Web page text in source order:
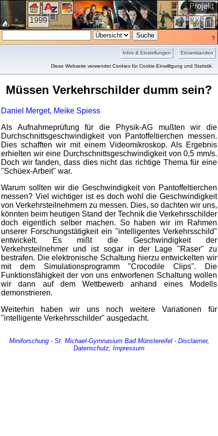
Einverstanden
Infos & Einstellungen
Diese Webseite verwendet Cookies für Cookie-Einwilligung und Statistik.
Projekt
1999
?
Kurzfassung
Müssen Verkehrschilder dumm sein?
Daniel Merget, Meike Spiess
Als Aufnahmeprüfung für die Physik-AG mußten wir die
Durchschnittsgeschwindigkeit von Pantoffeltierchen messen.
Dies schafften wir mit einem Videomikroskop. Als Ergebnis
erhielten wir eine Durchschnittsgeschwindigkeit von 0,5 mm/s.
Doch wir fanden, dass dies nicht das richtige Thema für eine
"Schüex-Arbeit" war.
Warum sollten wir die Geschwindigkeit von Pantoffeltierchen
messen? Viel wichtiger ist es doch wohl die Geschwindigkeit
von Verkehrsteilnehmern zu messen. Dies, so dachten wir uns,
könnten beim heutigen Stand der Technik die Verkehrsschilder
doch eigentlich selber machen. So haben wir im Rahmen
unserer Forschungstätigkeit ein "intelligentes Verkehrsschild"
entwickelt. Es mißt die Geschwindigkeit der
Verkehrsteilnehmer und ist sogar in der Lage "Raser" zu
bestrafen. Die elektronische Schaltung hierzu entwickelten wir
mit dem Simulationsprogramm "Crocodile Clips". Die
Funktionsfähigkeit der von uns entworfenen Schaltung wollen
wir dann auf dem Wettbewerb anhand eines Modells
demonstrieren.
Weiterhin haben wir uns noch weitere Variationen für
"intelligente Verkehrsschilder" ausgedacht.
Miniforschung- St. Michael-Gymnasium Bad Münstereifel- Disclaimer,
Datenschutz Impressum